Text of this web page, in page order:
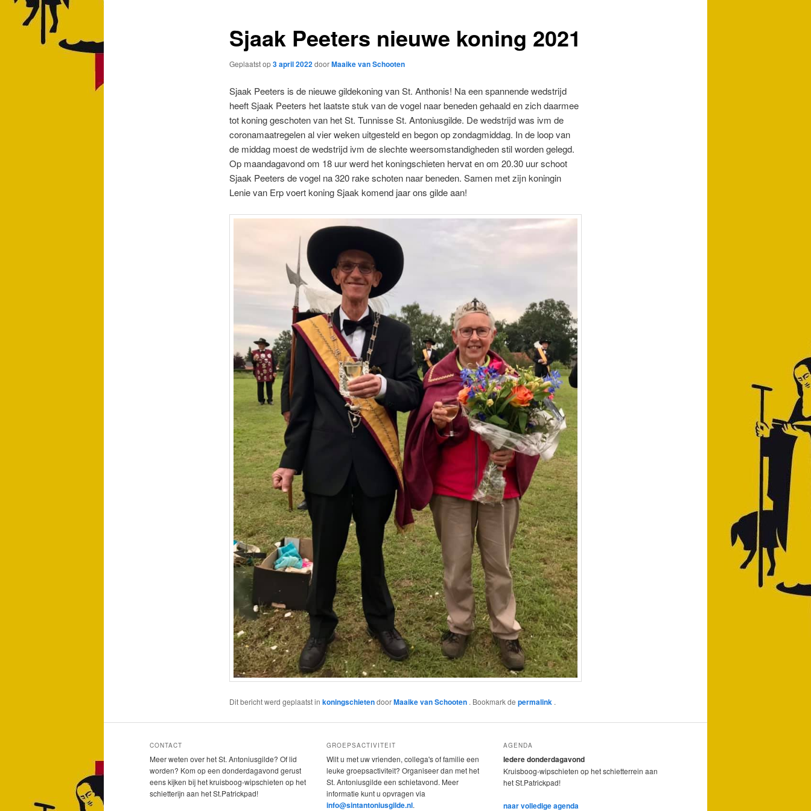
Sjaak Peeters nieuwe koning 2021
Geplaatst op3 april 2022doorMaaike van Schooten
Sjaak Peeters is de nieuwe gildekoning van St. Anthonis! Na een spannende wedstrijd
heeft Sjaak Peeters het laatste stuk van de vogel naar beneden gehaald en zich daarmee
tot koning geschoten van het St. Tunnisse St. Antoniusgilde. De wedstrijd was ivm de
coronamaatregelen al vier weken uitgesteld en begon op zondagmiddag. In de loop van
de middag moest de wedstrijd ivm de slechte weersomstandigheden stil worden gelegd.
Op maandagavond om 18 uur werd het koningschieten hervat en om 20.30 uur schoot
Sjaak Peeters de vogel na 320 rake schoten naar beneden. Samen met zijn koningin
Lenie van Erp voert koning Sjaak komend jaar ons gilde aan!
Dit bericht werd geplaatst in koningschietendoorMaaike van Schooten . Bookmark de permalink .
CONTACT
Meer weten over het St. Antoniusgilde? Of lid
worden? Kom op een donderdagavond gerust
eens kijken bij het kruisboog-wipschieten op het
schietterijn aan het St.Patrickpad!
GROEPSACTIVITEIT
Wilt u met uw vrienden, collega's of familie een
leuke groepsactiviteit? Organiseer dan met het
St. Antoniusgilde een schietavond. Meer
informatie kunt u opvragen via
info@sintantoniusgilde.nl.
AGENDA
Iedere donderdagavond
Kruisboog-wipschieten op het schietterrein aan
het St.Patrickpad!
naar volledige agenda